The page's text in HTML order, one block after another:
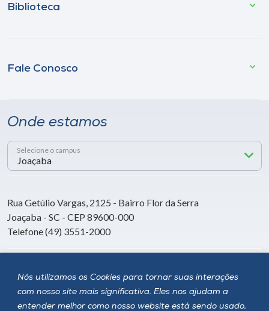
Nós utilizamos os Cookies para tornar suas interações
com nosso site mais significativa. Eles nos ajudam a
entender melhor como nosso website está sendo usado,
Biblioteca
Fale Conosco
Onde estamos
Selecione o campus
Rua Getúlio Vargas, 2125 - Bairro Flor da Serra
Joaçaba - SC - CEP 89600-000
Telefone (49) 3551-2000
Siga a Unoesc